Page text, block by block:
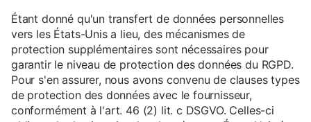
Étant donné qu'un transfert de données personnelles
vers les États-Unis a lieu, des mécanismes de
protection supplémentaires sont nécessaires pour
garantir le niveau de protection des données du RGPD.
Pour s'en assurer, nous avons convenu de clauses types
de protection des données avec le fournisseur,
conformément à l'art. 46 (2) lit. c DSGVO. Celles-ci